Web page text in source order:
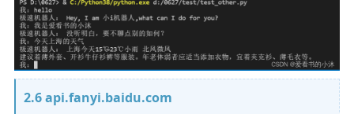
2.6 api.fanyi.baidu.com